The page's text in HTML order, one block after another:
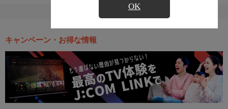
OK
キャンペーン・お得な情報